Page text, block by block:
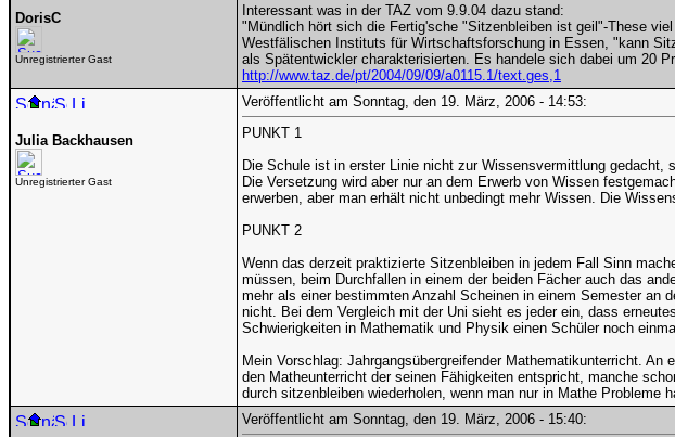
DorisC
Unregistrierter Gast
Interessant was in der TAZ vom 9.9.04 dazu stand:
"Mündlich hört sich die Fertig'sche "Sitzenbleiben ist geil"-These
Westfälischen Instituts für Wirtschaftsforschung in Essen, "kann
als Spätentwickler charakterisierten. Es handele sich dabei um 20
http://www.taz.de/pt/2004/09/09/a0115.1/text.ges,1
Julia Backhausen
Unregistrierter Gast
Veröffentlicht am Sonntag, den 19. März, 2006 - 14:53:
PUNKT 1
Die Schule ist in erster Linie nicht zur Wissensvermittlung gedacht,
Die Versetzung wird aber nur an dem Erwerb von Wissen
erwerben, aber man erhält nicht unbedingt mehr Wissen. Die
PUNKT 2
Wenn das derzeit praktizierte Sitzenbleiben in jedem Fall Sinn
müssen, beim Durchfallen in einem der beiden Fächer auch das
mehr als einer bestimmten Anzahl Scheinen in einem Semester an
nicht. Bei dem Vergleich mit der Uni sieht es jeder ein, dass
Schwierigkeiten in Mathematik und Physik einen Schüler noch
Mein Vorschlag: Jahrgangsübergreifender Mathematikunterricht.
den Matheunterricht der seinen Fähigkeiten entspricht, manche
durch sitzenbleiben wiederholen, wenn man nur in Mathe
Veröffentlicht am Sonntag, den 19. März, 2006 - 15:40: